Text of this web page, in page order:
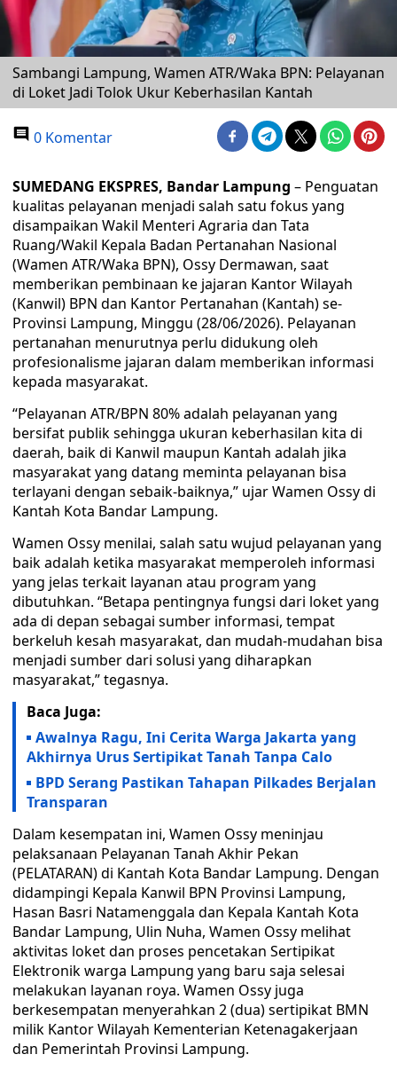
Sambangi Lampung, Wamen ATR/Waka BPN: Pelayanan
di Loket Jadi Tolok Ukur Keberhasilan Kantah
0 Komentar
SUMEDANG EKSPRES, Bandar Lampung – Penguatan
kualitas pelayanan menjadi salah satu fokus yang
disampaikan Wakil Menteri Agraria dan Tata
Ruang/Wakil Kepala Badan Pertanahan Nasional
(Wamen ATR/Waka BPN), Ossy Dermawan, saat
memberikan pembinaan ke jajaran Kantor Wilayah
(Kanwil) BPN dan Kantor Pertanahan (Kantah) se-
Provinsi Lampung, Minggu (28/06/2026). Pelayanan
pertanahan menurutnya perlu didukung oleh
profesionalisme jajaran dalam memberikan informasi
kepada masyarakat.
“Pelayanan ATR/BPN 80% adalah pelayanan yang
bersifat publik sehingga ukuran keberhasilan kita di
daerah, baik di Kanwil maupun Kantah adalah jika
masyarakat yang datang meminta pelayanan bisa
terlayani dengan sebaik-baiknya,” ujar Wamen Ossy di
Kantah Kota Bandar Lampung.
Wamen Ossy menilai, salah satu wujud pelayanan yang
baik adalah ketika masyarakat memperoleh informasi
yang jelas terkait layanan atau program yang
dibutuhkan. “Betapa pentingnya fungsi dari loket yang
ada di depan sebagai sumber informasi, tempat
berkeluh kesah masyarakat, dan mudah-mudahan bisa
menjadi sumber dari solusi yang diharapkan
masyarakat,” tegasnya.
Baca Juga:
Awalnya Ragu, Ini Cerita Warga Jakarta yang
Akhirnya Urus Sertipikat Tanah Tanpa Calo
BPD Serang Pastikan Tahapan Pilkades Berjalan
Transparan
Dalam kesempatan ini, Wamen Ossy meninjau
pelaksanaan Pelayanan Tanah Akhir Pekan
(PELATARAN) di Kantah Kota Bandar Lampung. Dengan
didampingi Kepala Kanwil BPN Provinsi Lampung,
Hasan Basri Natamenggala dan Kepala Kantah Kota
Bandar Lampung, Ulin Nuha, Wamen Ossy melihat
aktivitas loket dan proses pencetakan Sertipikat
Elektronik warga Lampung yang baru saja selesai
melakukan layanan roya. Wamen Ossy juga
berkesempatan menyerahkan 2 (dua) sertipikat BMN
milik Kantor Wilayah Kementerian Ketenagakerjaan
dan Pemerintah Provinsi Lampung.